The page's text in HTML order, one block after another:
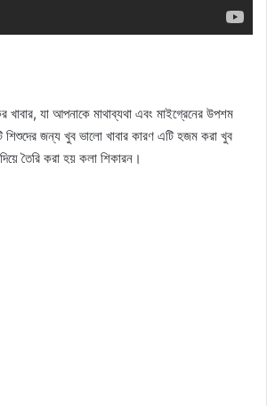
খাবার, যা আপনাকে মাথাব্যথা এবং মাইগ্রেনের উপশম
শিশুদের জন্য খুব ভালো খাবার কারণ এটি হজম করা খুব
তৈরি করা হয় কলা শিকারন।